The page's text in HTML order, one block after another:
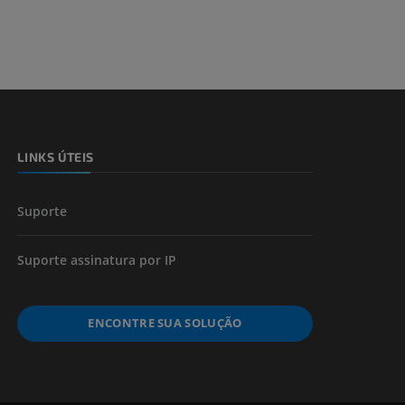
LINKS ÚTEIS
Suporte
Suporte assinatura por IP
ENCONTRE SUA SOLUÇÃO